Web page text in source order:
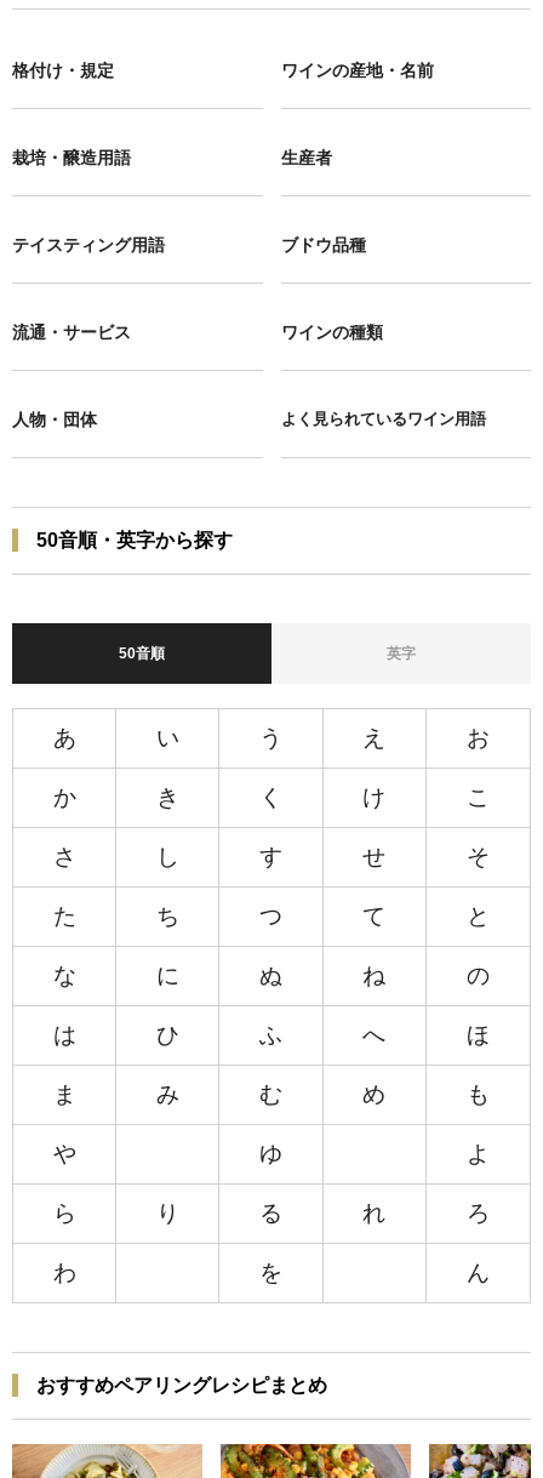
格付け・規定 ワインの産地・名前
栽培・醸造用語 生産者
テイスティング用語 ブドウ品種
流通・サービス ワインの種類
人物・団体 よく見られているワイン用語
50音順・英字から探す
50音順 英字
あ い う え お
か き く け こ
さ し す せ そ
た ち つ て と
な に ぬ ね の
は ひ ふ へ ほ
ま み む め も
や ゆ よ
ら り る れ ろ
わ を ん
おすすめペアリングレシピまとめ